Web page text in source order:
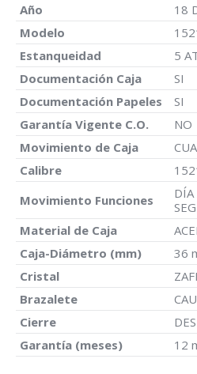
Año
18
Modelo
Estanqueidad
5
Documentación Caja
SI
Documentación Papeles
SI
Garantía Vigente C.O.
NO
Movimiento de Caja
Calibre
Movimiento Funciones
Material de Caja
Caja-Diámetro (mm)
36
Cristal
Brazalete
Cierre
Garantía (meses)
12